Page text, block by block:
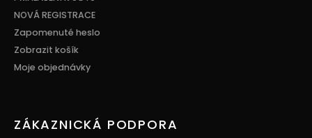
NOVÁ REGISTRACE
Zapomenuté heslo
Zobrazit košík
Moje objednávky
ZÁKAZNICKÁ PODPORA